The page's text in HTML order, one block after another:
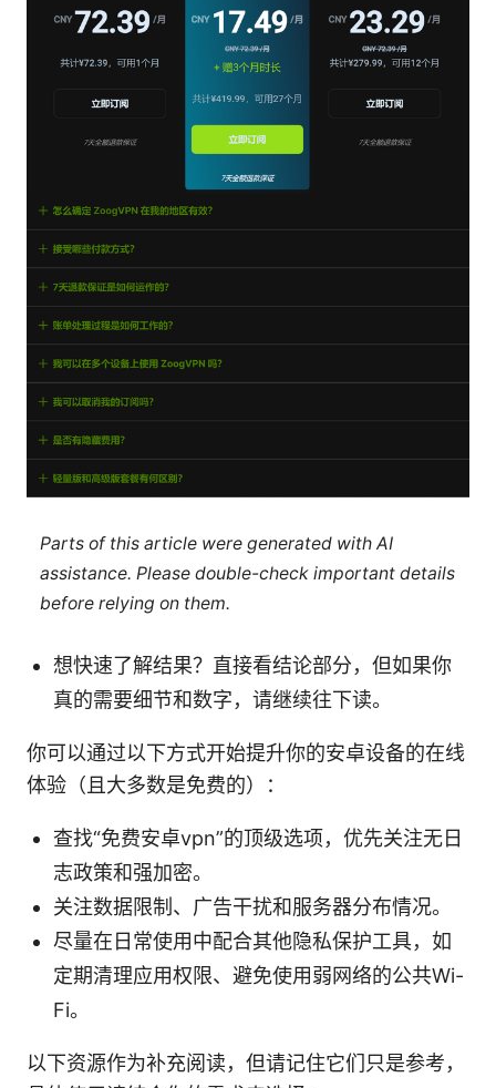
Parts of this article were generated with AI
assistance. Please double-check important details
before relying on them.
想快速了解结果？直接看结论部分，但如果你
真的需要细节和数字，请继续往下读。
你可以通过以下方式开始提升你的安卓设备的在线
体验（且大多数是免费的）：
查找“免费安卓vpn”的顶级选项，优先关注无日
志政策和强加密。
关注数据限制、广告干扰和服务器分布情况。
尽量在日常使用中配合其他隐私保护工具，如
定期清理应用权限、避免使用弱网络的公共Wi-
Fi。
以下资源作为补充阅读，但请记住它们只是参考，